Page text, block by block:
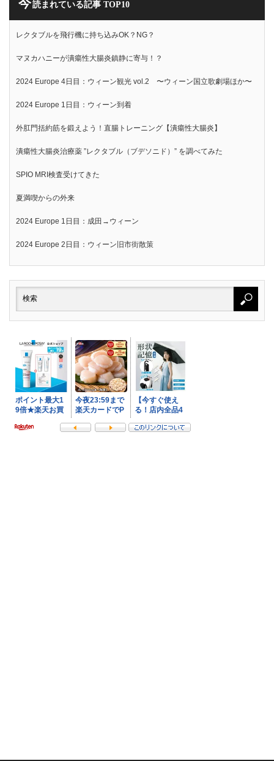
今読まれている記事 TOP10
レクタブルを飛行機に持ち込みOK？NG？
マヌカハニーが潰瘍性大腸炎鎮静に寄与！？
2024 Europe 4日目：ウィーン観光 vol.2 〜ウィーン国立歌劇場ほか〜
2024 Europe 1日目：ウィーン到着
外肛門括約筋を鍛えよう！直腸トレーニング【潰瘍性大腸炎】
潰瘍性大腸炎治療薬 ”レクタブル（ブデソニド）” を調べてみた
SPIO MRI検査受けてきた
夏満喫からの外来
2024 Europe 1日目：成田→ウィーン
2024 Europe 2日目：ウィーン旧市街散策